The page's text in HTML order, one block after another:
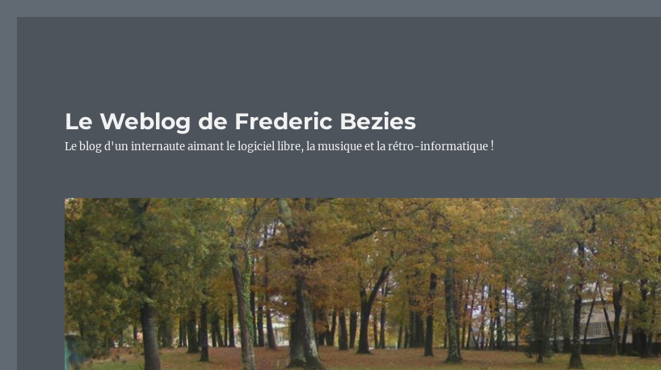
Le Weblog de Frederic Bezies
Le blog d'un internaute aimant le logiciel libre, la musique et la rétro-informatique !